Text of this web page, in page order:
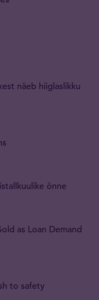
näeb hiiglaslikku
õnne
as Loan Demand
to safety